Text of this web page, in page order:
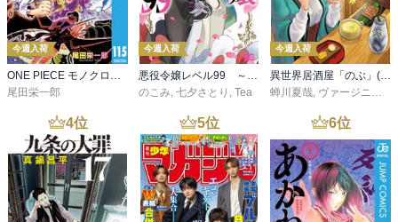
今週入荷
ONE PIECE モノクロ版 115
尾田栄一郎
今週入荷
悪役令嬢レベル99 ～私は裏ボスですが魔王ではありません～ その６
のこみ, 七夕さとり , Tea
今週入荷
異世界居酒屋「のぶ」(22)
蝉川夏哉, ヴァージニア二等兵
4位 5位 6位